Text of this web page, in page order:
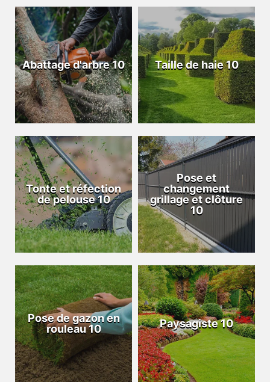
Abattage d'arbre 10 Taille de haie 10
Tonte et réfection
de pelouse 10
Pose et
changement
grillage et clôture
10
Pose de gazon en
rouleau 10
Paysagiste 10